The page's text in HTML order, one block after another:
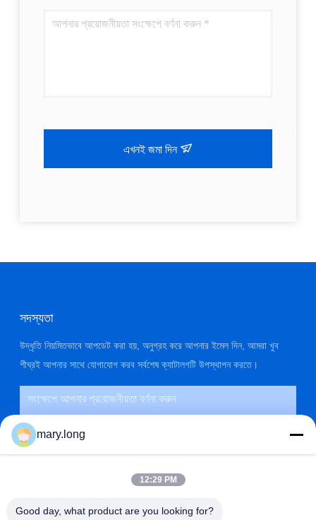
এখনই জমা দিন
সদস্যতা
উদ্ধৃতি নিয়মিতভাবে আপডেট করা হয়, অনুগ্রহ করে আপনার ইমেল দিন, আমরা খুব
শীঘ্রই আপনার সাথে যোগাযোগ করব সর্বশেষ ক্যাটালগটি উপস্থাপন করতে।
mary.long
12:29 PM
Good day, what product are you looking for?